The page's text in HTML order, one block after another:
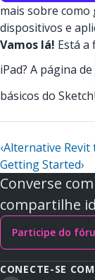
mais sobre como
dispositivos e
Vamos lá! Está a
iPad? A página de
básicos do
‹Alternative Revit
Getting Started›
Converse
compartilhe
Participe do
CONECTE-SE